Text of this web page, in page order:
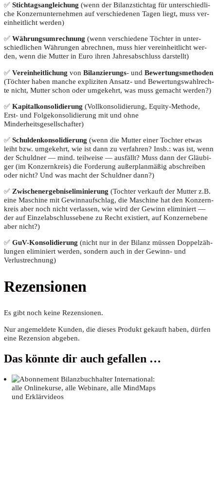
✅ Stich­tags­an­glei­chung (wenn der Bilanz­stich­tag für unter­schied­li­
che Kon­zern­un­ter­neh­men auf ver­schie­de­nen Tagen liegt, muss ver­
ein­heit­licht werden)
✅ Wäh­rungs­um­rech­nung (wenn ver­schie­de­ne Töch­ter in unter­
schied­li­chen Wäh­run­gen abrech­nen, muss hier ver­ein­heit­licht wer­
den, wenn die Mut­ter in Euro ihren Jah­res­ab­schluss darstellt)
✅ Ver­ein­heit­li­chung von Bilan­zie­rungs- und Bewer­tungs­me­tho­den
(Töch­ter haben man­che expli­zi­ten Ansatz- und Bewer­tungs­wahl­rech­
te nicht, Mut­ter schon oder umge­kehrt, was muss gemacht werden?)
✅ Kapi­tal­kon­so­li­die­rung (Voll­kon­so­li­die­rung, Equi­ty-Metho­de,
Erst- und Fol­ge­kon­so­li­die­rung mit und ohne
Minderheitsgesellschafter)
✅ Schul­den­kon­so­li­die­rung (wenn die Mut­ter einer Toch­ter etwas
leiht bzw. umge­kehrt, wie ist dann zu ver­fah­ren? Insb.: was ist, wenn
der Schuld­ner — mind. teil­wei­se — aus­fällt? Muss dann der Gläu­bi­
ger (im Kon­zern­kreis) die For­de­rung außer­plan­mä­ßig abschrei­ben
oder nicht? Und was macht der Schuld­ner dann?)
✅ Zwi­schen­er­geb­nis­eli­mi­nie­rung (Toch­ter ver­kauft der Mut­ter z.B.
eine Maschi­ne mit Gewinn­auf­schlag, die Maschi­ne hat den Kon­zern­
kreis aber noch nicht ver­las­sen, wie wird der Gewinn eli­mi­niert —
der auf Ein­zel­ab­schluss­ebe­ne zu Recht exis­tiert, auf Kon­zern­ebe­ne
aber nicht?)
✅ GuV-Kon­so­li­die­rung (nicht nur in der Bilanz müs­sen Dop­pel­zäh­
lun­gen eli­mi­niert wer­den, son­dern auch in der Gewinn- und
Verlustrechnung)
Rezensionen
Es gibt noch keine Rezensionen.
Nur angemeldete Kunden, die dieses Produkt gekauft haben, dürfen
eine Rezension abgeben.
Das könnte dir auch gefallen …